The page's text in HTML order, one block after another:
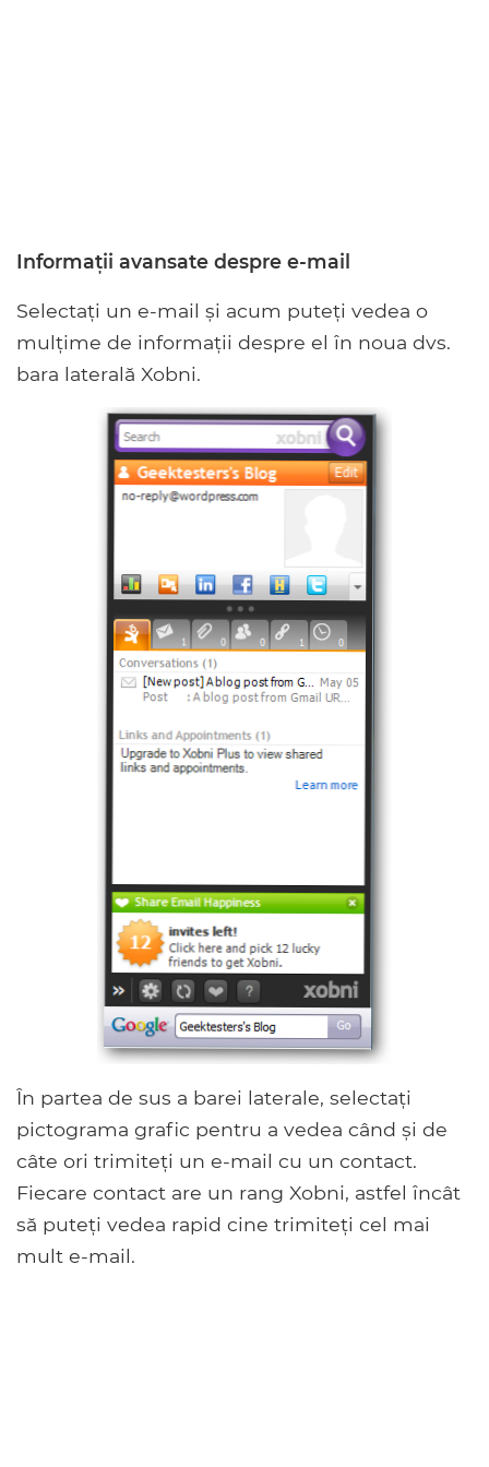
Informații avansate despre e-mail
Selectați un e-mail și acum puteți vedea o
mulțime de informații despre el în noua dvs.
bara laterală Xobni.
În partea de sus a barei laterale, selectați
pictograma grafic pentru a vedea când și de
câte ori trimiteți un e-mail cu un contact.
Fiecare contact are un rang Xobni, astfel încât
să puteți vedea rapid cine trimiteți cel mai
mult e-mail.